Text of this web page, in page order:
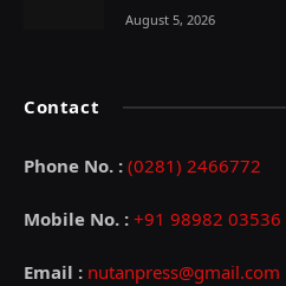
August 5, 2026
Contact
Phone No. : (0281) 2466772
Mobile No. : +91 98982 03536
Email : nutanpress@gmail.com